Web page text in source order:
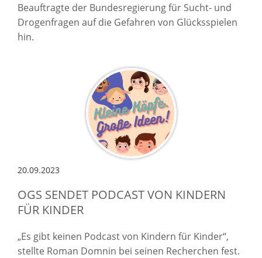
Beauftragte der Bundesregierung für Sucht- und
Drogenfragen auf die Gefahren von Glücksspielen
hin.
20.09.2023
OGS SENDET PODCAST VON KINDERN
FÜR KINDER
„Es gibt keinen Podcast von Kindern für Kinder“,
stellte Roman Domnin bei seinen Recherchen fest.